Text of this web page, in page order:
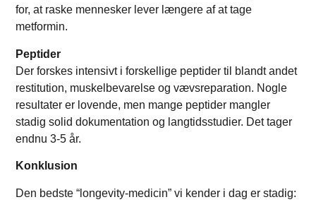
for, at raske mennesker lever længere af at tage
metformin.
Peptider
Der forskes intensivt i forskellige peptider til blandt andet
restitution, muskelbevarelse og vævsreparation. Nogle
resultater er lovende, men mange peptider mangler
stadig solid dokumentation og langtidsstudier. Det tager
endnu 3-5 år.
Konklusion
Den bedste “longevity-medicin” vi kender i dag er stadig: